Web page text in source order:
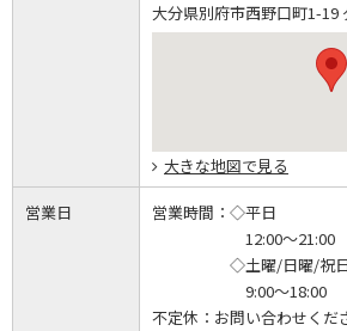
大分県別府市西野口町1-19
大きな地図で見る
営業日 営業時間： ◇平日
12:00～21:00
◇土曜/日曜/祝
9:00～18:00
不定休： お問い合わせくだ